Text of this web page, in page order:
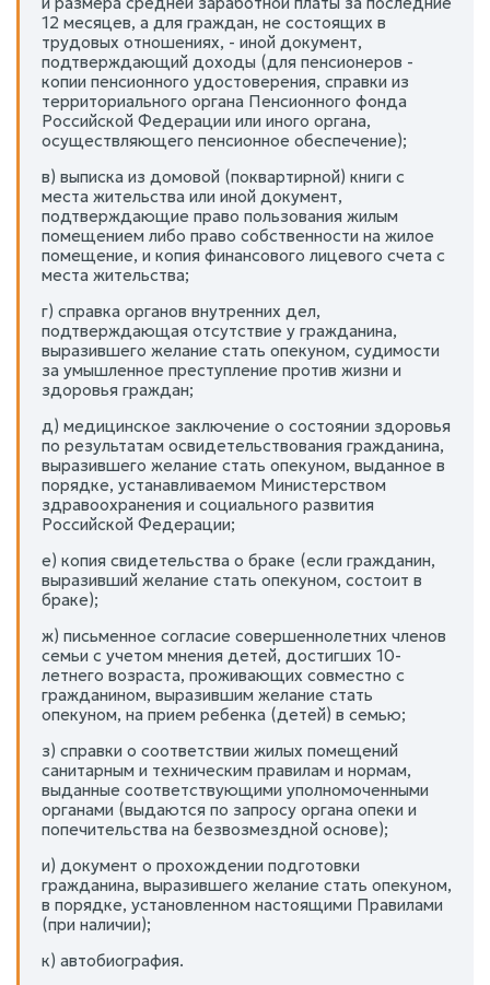
12 месяцев, а для граждан, не состоящих в
трудовых отношениях, - иной документ,
подтверждающий доходы (для пенсионеров -
копии пенсионного удостоверения, справки из
территориального органа Пенсионного фонда
Российской Федерации или иного органа,
осуществляющего пенсионное обеспечение);
в) выписка из домовой (поквартирной) книги с
места жительства или иной документ,
подтверждающие право пользования жилым
помещением либо право собственности на жилое
помещение, и копия финансового лицевого счета с
места жительства;
г) справка органов внутренних дел,
подтверждающая отсутствие у гражданина,
выразившего желание стать опекуном, судимости
за умышленное преступление против жизни и
здоровья граждан;
д) медицинское заключение о состоянии здоровья
по результатам освидетельствования гражданина,
выразившего желание стать опекуном, выданное в
порядке, устанавливаемом Министерством
здравоохранения и социального развития
Российской Федерации;
е) копия свидетельства о браке (если гражданин,
выразивший желание стать опекуном, состоит в
браке);
ж) письменное согласие совершеннолетних членов
семьи с учетом мнения детей, достигших 10-
летнего возраста, проживающих совместно с
гражданином, выразившим желание стать
опекуном, на прием ребенка (детей) в семью;
з) справки о соответствии жилых помещений
санитарным и техническим правилам и нормам,
выданные соответствующими уполномоченными
органами (выдаются по запросу органа опеки и
попечительства на безвозмездной основе);
и) документ о прохождении подготовки
гражданина, выразившего желание стать опекуном,
в порядке, установленном настоящими Правилами
(при наличии);
к) автобиография.